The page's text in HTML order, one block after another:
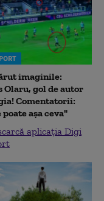
imaginile:
Olaru, gol de autor
Comentatorii:
poate așa ceva"
aplicația Digi